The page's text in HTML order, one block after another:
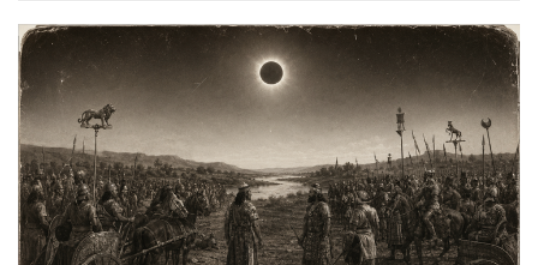
kerfi, en sveigj­an­leiki til lausna er um­tals­verð­ur.